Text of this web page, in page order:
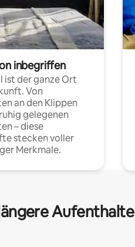
inbegriffen
ist der ganze Ort
Von
an den Klippen
gelegenen
– diese
stecken voller
Merkmale.
Aufenthalte